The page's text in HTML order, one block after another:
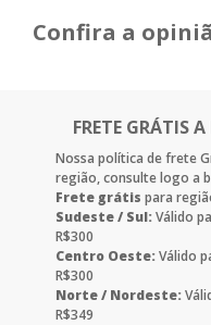
Confira a
FRETE GRÁTIS
Nossa política de frete
região, consulte logo a
Frete grátis para
Sudeste / Sul:Válido
R$300
Centro Oeste:Válido
R$300
Norte / Nordeste:
R$349